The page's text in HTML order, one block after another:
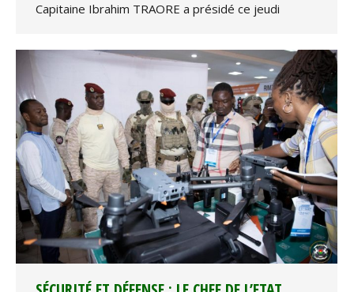
Capitaine Ibrahim TRAORE a présidé ce jeudi